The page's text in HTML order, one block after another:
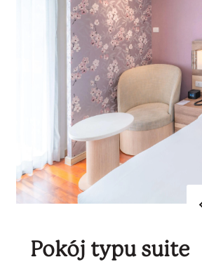
Pokój typu suite